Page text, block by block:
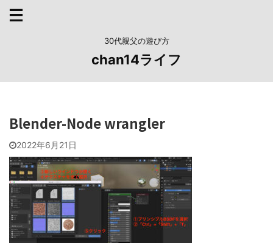
30代親父の遊び方
chan14ライフ
Blender-Node wrangler
2022年6月21日